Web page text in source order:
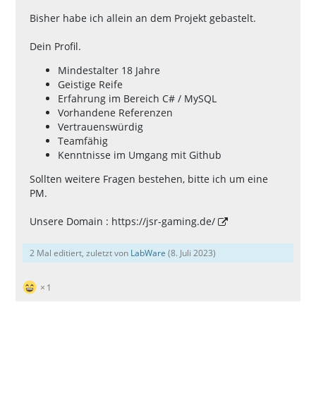
Bisher habe ich allein an dem Projekt gebastelt.
Dein Profil.
Mindestalter 18 Jahre
Geistige Reife
Erfahrung im Bereich C# / MySQL
Vorhandene Referenzen
Vertrauenswürdig
Teamfähig
Kenntnisse im Umgang mit Github
Sollten weitere Fragen bestehen, bitte ich um eine
PM.
Unsere Domain : https://jsr-gaming.de/
2 Mal editiert, zuletzt von LabWare (8. Juli 2023)
1